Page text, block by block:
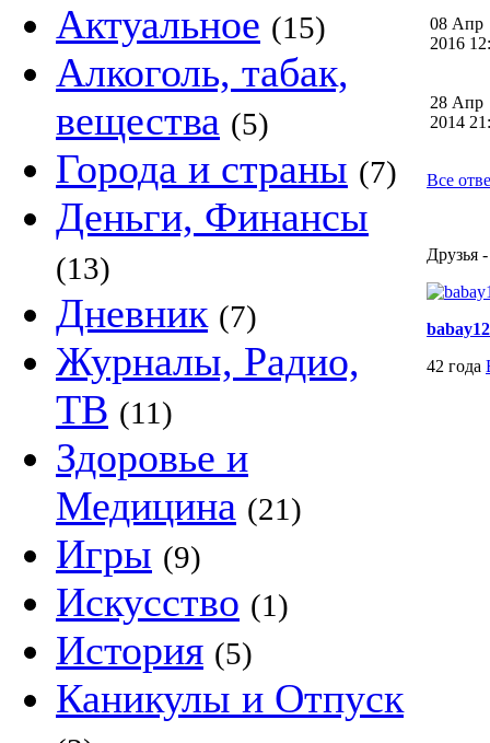
Актуальное (15)
Алкоголь, табак,
вещества (5)
Города и страны (7)
Деньги, Финансы
(13)
Дневник (7)
Журналы, Радио,
ТВ (11)
Здоровье и
Медицина (21)
Игры (9)
Искусство (1)
История (5)
Каникулы и Отпуск
08 Апр
2016
28 Апр
2014
Все
Друзья
42 года